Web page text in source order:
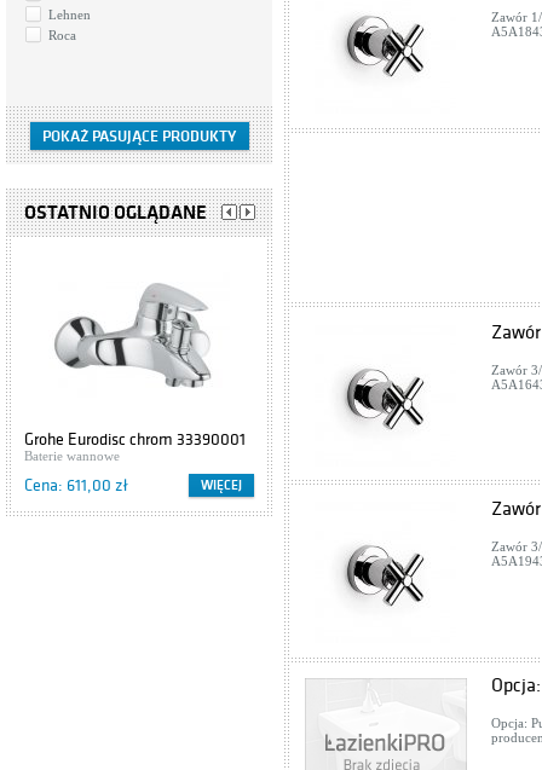
Lehnen
Roca
OSTATNIO OGLĄDANE
Grohe Eurodisc chrom 33390001
Baterie wannowe
Cena: 611,00 zł WIĘCEJ Cena: 416,00 zł WIĘCEJ
Zawór
Zawór
Zawór
Opcja: